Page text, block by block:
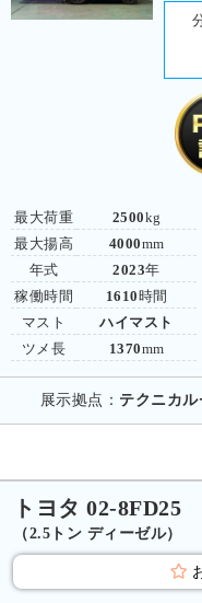
最大荷重
最大揚高
年式
稼働時間
マスト
ツメ長
2500kg
4000mm
2023年
1610 時間
ハイマスト
1370mm
展示拠点： テクニカ
トヨタ 02-8FD25
（2.5トン ディーゼル）